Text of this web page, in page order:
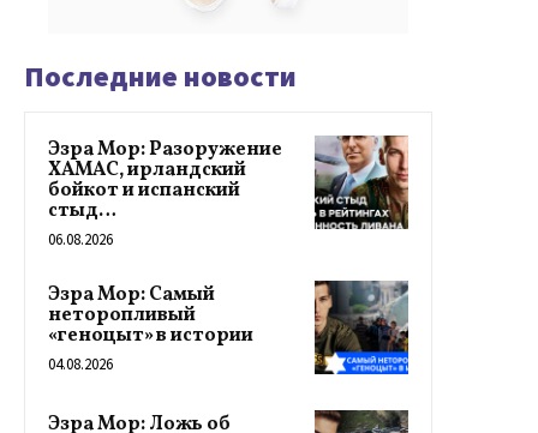
Последние новости
Эзра Мор: Разоружение
ХАМАС, ирландский
бойкот и испанский
стыд…
06.08.2026
Эзра Мор: Самый
неторопливый
«геноцыт» в истории
04.08.2026
Эзра Мор: Ложь об